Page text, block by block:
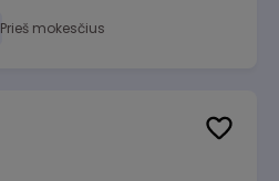
Prieš mokesčius